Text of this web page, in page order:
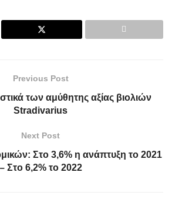
Previous Post
των αμύθητης αξίας βιολιών
Stradivarius
Next Post
Στο 3,6% η ανάπτυξη το 2021
– Στο 6,2% το 2022